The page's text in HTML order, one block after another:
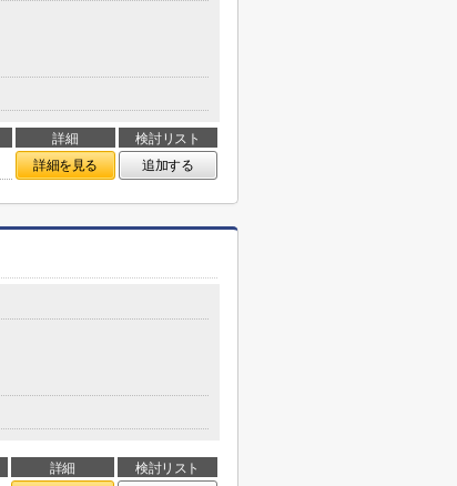
詳細
検討リスト
詳細を見る 追加する
詳細
検討リスト